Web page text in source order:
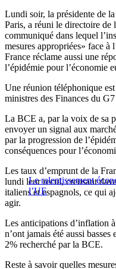
Lundi soir, la présidente de
Paris, a réuni le directoire de
communiqué dans lequel
mesures appropriées» face à
France réclame aussi une
l’épidémie pour l’économie
Une réunion téléphonique
ministres des Finances du
La BCE a, par la voix de sa
envoyer un signal aux
par la progression de
conséquences pour
Le ralentissement
l’UE
Les taux d’emprunt de la
lundi leur recul, creusant
italiens et espagnols, ce qui
agir.
Les anticipations d’inflation
n’ont jamais été aussi
2% recherché par la BCE.
Reste à savoir quelles